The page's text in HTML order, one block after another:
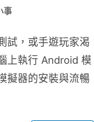
事
試，或手遊玩家渴
上執行 Android 模
擬器的安裝與流暢